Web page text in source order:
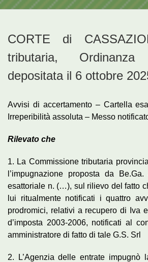
CORTE di
tributaria,
depositata il 6 ottobre
Avvisi di accertamento – Cartella
Irreperibilità assoluta – Messo
Rilevato che
1. La Commissione tributaria
l’impugnazione proposta da
esattoriale n. (…), sul rilievo del fatto
lui ritualmente notificati i quattro
prodromici, relativi a recupero di Iva
d’imposta 2003-2006, notificati al
amministratore di fatto di tale G.S. Srl
2. L’Agenzia delle entrate impugnò